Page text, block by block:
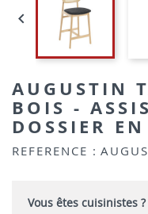

AUGUSTIN
BOIS -
DOSSIER
REFERENCE :
Vous êtes cuisinistes ?